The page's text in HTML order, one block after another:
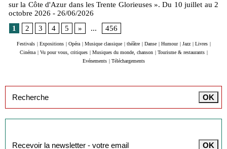
sur la Côte d'Azur dans les Trente Glorieuses ». Du 10 juillet au 2
octobre 2026 - 26/06/2026
1
2 3 4 5 » ... 456
Festivals | Expositions | Opéra | Musique classique | théâtre | Danse | Humour | Jazz | Livres |
Cinéma | Vu pour vous, critiques | Musiques du monde, chanson | Tourisme & restaurants |
Evénements | Téléchargements